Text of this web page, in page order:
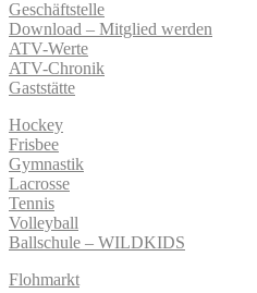
Geschäftstelle
Download – Mitglied werden
ATV-Werte
ATV-Chronik
Gaststätte
Hockey
Frisbee
Gymnastik
Lacrosse
Tennis
Volleyball
Ballschule – WILDKIDS
Flohmarkt